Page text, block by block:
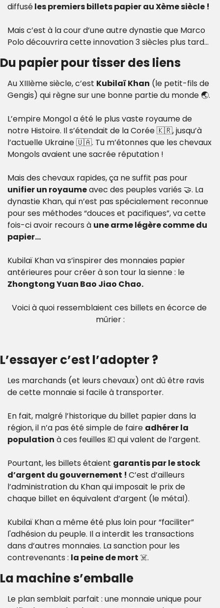
diffusé les premiers billets papier au Xème siècle !
Mais c’est à la cour d’une autre dynastie que Marco
Polo découvrira cette innovation 3 siècles plus tard…
Du papier pour tisser des liens
Au XIIIème siècle, c’est Kubilaï Khan (le petit-fils de
Gengis) qui règne sur une bonne partie du monde 🌏.
L’empire Mongol a été le plus vaste royaume de
notre Histoire. Il s’étendait de la Corée 🇰🇷, jusqu’à
l’actuelle Ukraine 🇺🇦. Tu m’étonnes que les chevaux
Mongols avaient une sacrée réputation !
unifier un royaume avec des peuples variés 🤝. La
dynastie Khan, qui n’est pas spécialement reconnue
pour ses méthodes “douces et pacifiques”, va cette
fois-ci avoir recours à une arme légère comme du
papier…
Kubilaï Khan va s’inspirer des monnaies papier
Zhongtong Yuan Bao Jiao Chao.
Voici à quoi ressemblaient ces billets en écorce de
mûrier :
L’essayer c’est l’adopter ?
Les marchands (et leurs chevaux) ont dû être ravis
de cette monnaie si facile à transporter.
En fait, malgré l’historique du billet papier dans la
région, il n’a pas été simple de faire adhérer la
population à ces feuilles 💶 qui valent de l’argent.
Pourtant, les billets étaient garantis par le stock
d’argent du gouvernement ! C’est d’ailleurs
l’administration du Khan qui imposait le prix de
chaque billet en équivalent d’argent (le métal).
Kubilaï Khan a même été plus loin pour “faciliter”
l'adhésion du peuple. Il a interdit les transactions
dans d’autres monnaies. La sanction pour les
contrevenants : la peine de mort ☠️.
La machine s’emballe
Le plan semblait parfait : une monnaie unique pour